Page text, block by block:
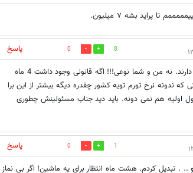
پراید بشه ۷ میلیون.
8
0
پاسخ
من با علی آقا موافقم ، ولی قانون برای کسانی هست که نفوذ دارند. نه من و شما نوعی!!! اگه قانونی وجود داشت 4 ماه
ندونه نرخ تورم تویه کشور چقدره دیگه بیشتر از این برا
هم نمی دونه. باید دید جناب مسئولینش چطوری
1
0
پاسخ
تبدیل کردم. هشت ماه انتظار برای یه ماشین! اگر بی نماز